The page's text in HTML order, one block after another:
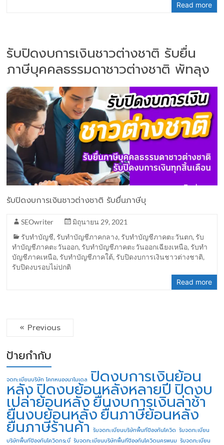
Read more
รับปิดงบการเงินชาวต่างชาติ รับยื่น
ภาษีบุคคลธรรมดาชาวต่างชาติ พัทลุง
รับปิดงบการเงินชาวต่างชาติ รับยื่นภาษีบุ
SEOwriter
มิถุนายน 29, 2021
รับทำบัญชี, รับทำบัญชีภาคกลาง, รับทำบัญชีภาคตะวันตก, รับ
ทำบัญชีภาคตะวันออก, รับทำบัญชีภาคตะวันออกเฉียงเหนือ, รับทำ
บัญชีภาคเหนือ, รับทำบัญชีภาคใต้, รับปิดงบการเงินชาวต่างชาติ,
รับปิดงบรอบไม่ปกติ
Read more
« Previous
ป้ายกำกับ
จดทะเบียนบริษัท โคกหนองนาโมเดล ปิดงบการเงินย้อน
หลังปิดงบย้อนหลังหลายปี ปิดงบ
เปล่าย้อนหลังยื่นงบการเงินล่าช้า
ยื่นงบย้อนหลังยื่นภาษีย้อนหลัง
ยื่นภาษีร้านค้า รับจดทะเบียนบริษัทพื้นทีป้องกันโควิด รับจดทะเบียน
บริษัทพื้นทีป้องกันโควิดกระบี่ รับจดทะเบียนบริษัทพื้นทีป้องกันโควิดนครพนม รับจดทะเบียน